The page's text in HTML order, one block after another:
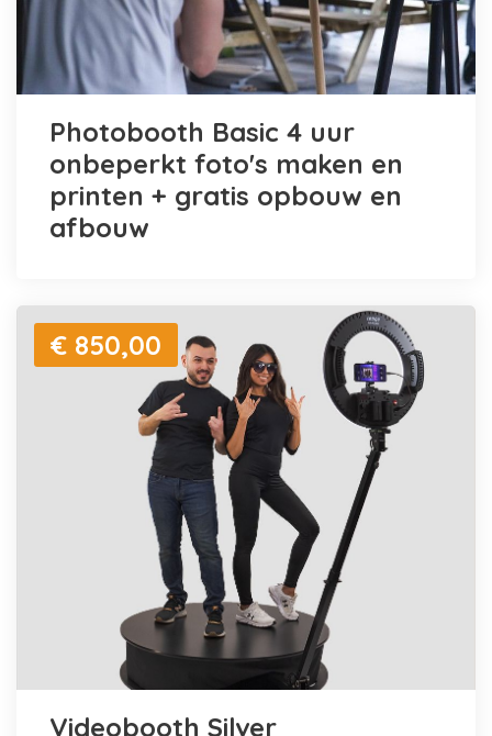
Photobooth Basic 4 uur
onbeperkt foto's maken en
printen + gratis opbouw en
afbouw
€ 850,00
Videobooth Silver